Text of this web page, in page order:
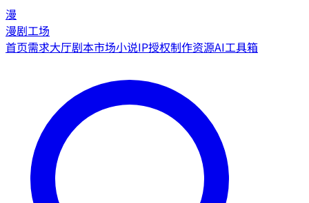
漫
漫剧工场
首页需求大厅剧本市场小说IP授权制作资源AI工具箱